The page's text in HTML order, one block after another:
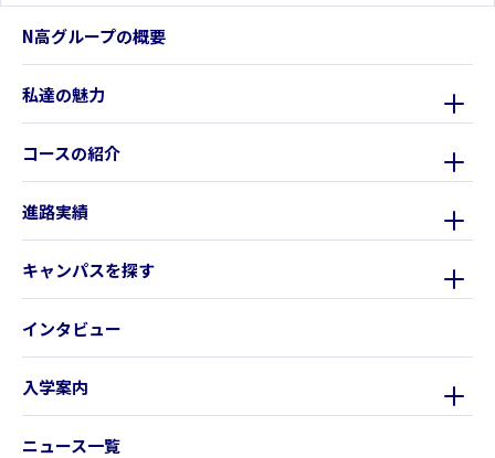
N高グループの概要
私達の魅力
コースの紹介
進路実績
キャンパスを探す
インタビュー
入学案内
ニュース一覧